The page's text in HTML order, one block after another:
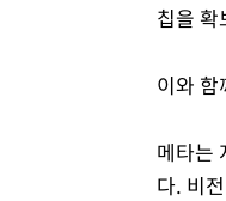
칩을
이와
메타는
다. 비